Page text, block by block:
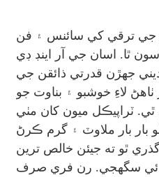
جي ترقي کي سائنس ۽ فن
ٿا. اسان جي آر اينڊ ڊي
جهڙن قدرتي ذائقن جي
لاءِ خوشبو ۽ بناوت جو
ٽراپيڪل ميون کان مٺي
بار بار ملاوٽ ۽ گرم ڪرڻ
ٿو ته جيئن خالص ترين
سگهجي. رن فري صرف